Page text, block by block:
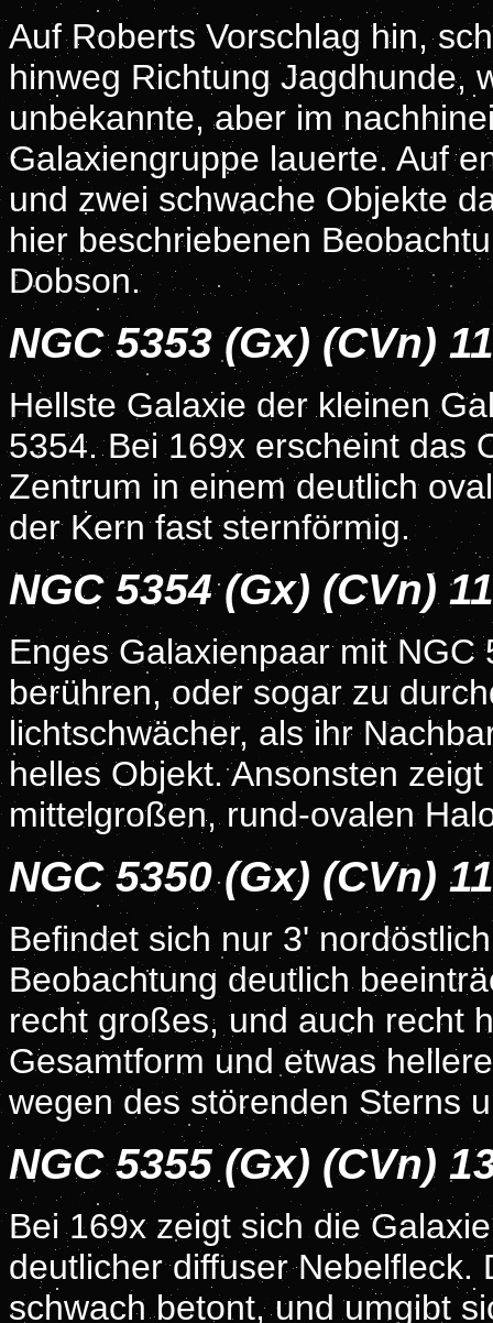
Auf Roberts Vorschlag hin,
hinweg Richtung Jagdhunde,
unbekannte, aber im
Galaxiengruppe lauerte. Auf
und zwei schwache Objekte
hier beschriebenen
Dobson.
NGC 5353 (Gx) (CVn)
Hellste Galaxie der kleinen
5354. Bei 169x erscheint das
Zentrum in einem deutlich
der Kern fast sternförmig.
NGC 5354 (Gx) (CVn)
Enges Galaxienpaar mit
berühren, oder sogar zu
lichtschwächer, als ihr
helles Objekt. Ansonsten
mittelgroßen, rund-ovalen
NGC 5350 (Gx) (CVn)
Befindet sich nur 3'
Beobachtung deutlich
recht großes, und auch recht
Gesamtform und etwas
wegen des störenden Sterns
NGC 5355 (Gx) (CVn)
Bei 169x zeigt sich die
deutlicher diffuser
schwach betont, und umgibt